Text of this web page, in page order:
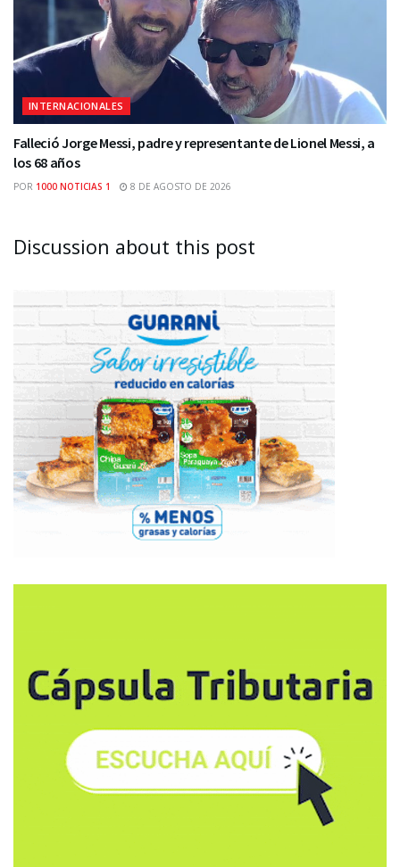
INTERNACIONALES
Falleció Jorge Messi, padre y representante de Lionel Messi, a
los 68 años
POR 1000 NOTICIAS 1 8 DE AGOSTO DE 2026
Discussion about this post